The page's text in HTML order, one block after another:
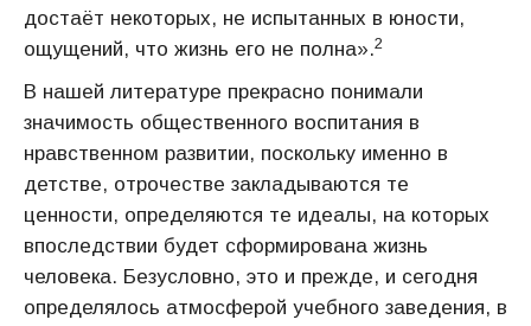
достаёт некоторых, не испытанных в юности,
ощущений, что жизнь его не полна».2
В нашей литературе прекрасно понимали
значимость общественного воспитания в
нравственном развитии, поскольку именно в
детстве, отрочестве закладываются те
ценности, определяются те идеалы, на которых
впоследствии будет сформирована жизнь
человека. Безусловно, это и прежде, и сегодня
определялось атмосферой учебного заведения, в